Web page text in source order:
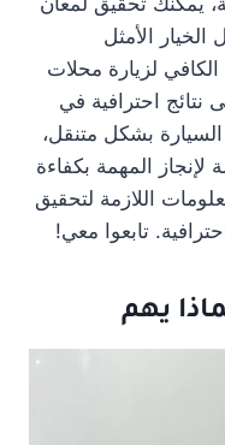
الخيار الأمثل
لزيارة محلات
احترافية في
بشكل متنقل،
لإنجاز المهمة بكفاءة
اللازمة لتحقيق
تابعوا معي!
يهم